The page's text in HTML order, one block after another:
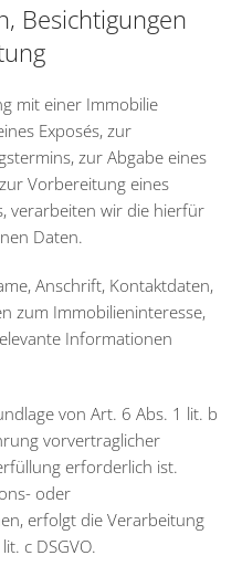
Besichtigungen
mit einer Immobilie
Exposés, zur
zur Abgabe eines
Vorbereitung eines
verarbeiten wir die hierfür
Daten.
Anschrift, Kontaktdaten,
zum Immobilieninteresse,
Informationen
von Art. 6 Abs. 1 lit. b
vorvertraglicher
erforderlich ist.
oder
erfolgt die Verarbeitung
c DSGVO.